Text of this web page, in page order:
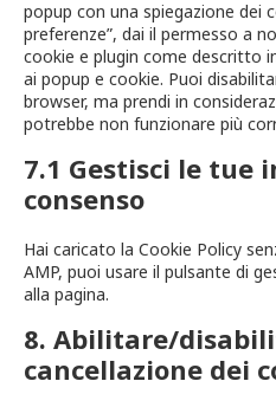
popup con una spiegazione dei
preferenze”, dai il permesso a
cookie e plugin come descritto
ai popup e cookie. Puoi
browser, ma prendi in
potrebbe non funzionare più
7.1 Gestisci le tue
consenso
Hai caricato la Cookie Policy
AMP, puoi usare il pulsante di
alla pagina.
8. Abilitare/
cancellazione dei